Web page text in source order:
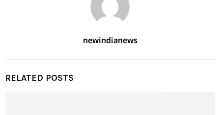
newindianews
RELATED POSTS